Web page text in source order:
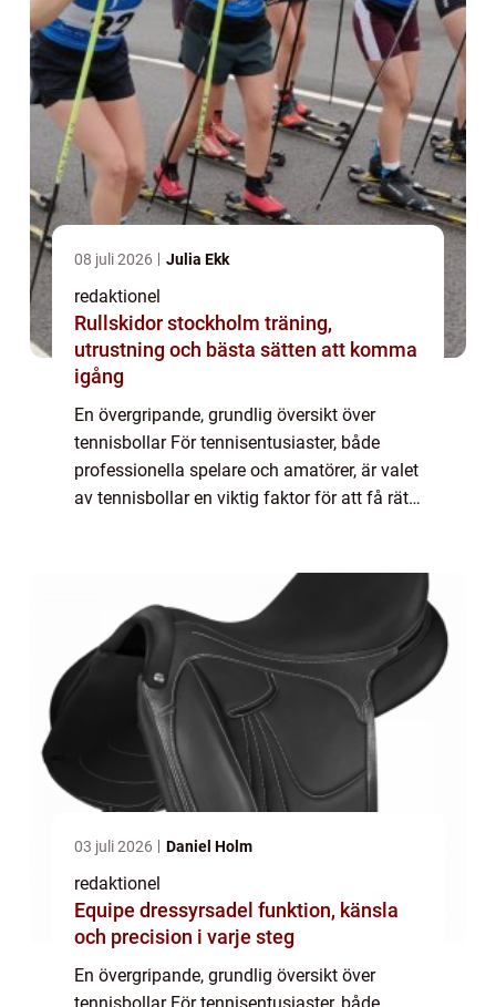
08 juli 2026 Julia Ekk
redaktionel
Rullskidor stockholm träning,
utrustning och bästa sätten att komma
igång
En övergripande, grundlig översikt över
tennisbollar För tennisentusiaster, både
professionella spelare och amatörer, är valet
av tennisbollar en viktig faktor för att få rätt
03 juli 2026 Daniel Holm
redaktionel
Equipe dressyrsadel funktion, känsla
och precision i varje steg
En övergripande, grundlig översikt över